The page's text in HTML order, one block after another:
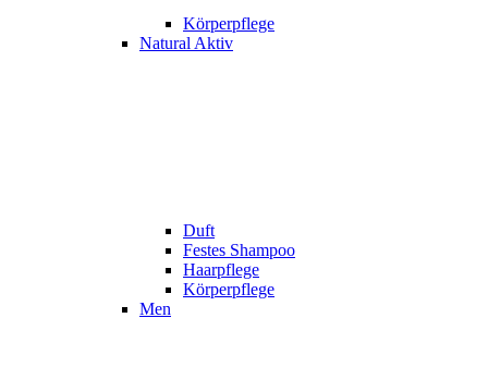
Körperpflege
Natural Aktiv
Duft
Festes Shampoo
Haarpflege
Körperpflege
Men